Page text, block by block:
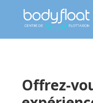
Offrez-